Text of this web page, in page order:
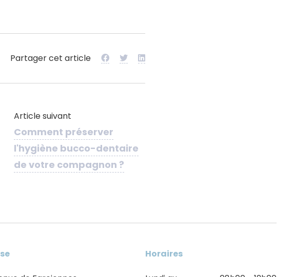
Partager cet article
Article suivant
Comment préserver
l'hygiène bucco-dentaire
de votre compagnon ?
Horaires